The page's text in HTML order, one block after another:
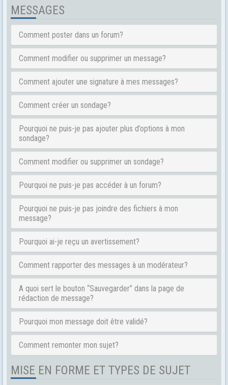
MESSAGES
Comment poster dans un forum?
Comment modifier ou supprimer un message?
Comment ajouter une signature à mes messages?
Comment créer un sondage?
Pourquoi ne puis-je pas ajouter plus d’options à mon
sondage?
Comment modifier ou supprimer un sondage?
Pourquoi ne puis-je pas accéder à un forum?
Pourquoi ne puis-je pas joindre des fichiers à mon
message?
Pourquoi ai-je reçu un avertissement?
Comment rapporter des messages à un modérateur?
A quoi sert le bouton “Sauvegarder” dans la page de
rédaction de message?
Pourquoi mon message doit être validé?
Comment remonter mon sujet?
MISE EN FORME ET TYPES DE SUJET